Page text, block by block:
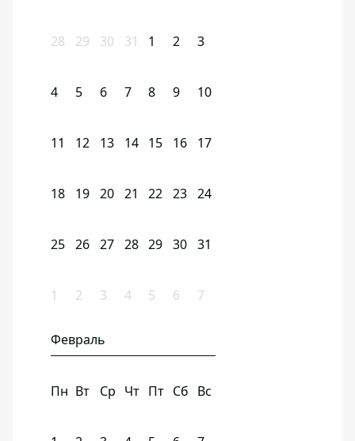
28 29 30 31 1 2 3
4 5 6 7 8 9 10
11 12 13 14 15 16 17
18 19 20 21 22 23 24
25 26 27 28 29 30 31
1 2 3 4 5 6 7
Февраль
Пн Вт Ср Чт Пт Сб Вс